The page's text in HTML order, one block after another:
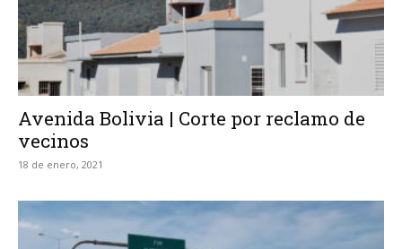
Avenida Bolivia | Corte por reclamo de
vecinos
18 de enero, 2021